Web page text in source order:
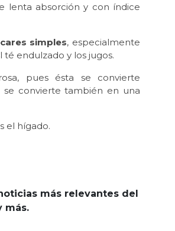
lenta absorción y con índice
simples, especialmente
endulzado y los jugos.
pues ésta se convierte
convierte también en una
el hígado.
más relevantes del
más.